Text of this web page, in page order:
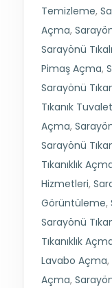
Temizleme,
Açma,
Sarayönü
Pimaş Açma,
Sarayönü
Tıkanık
Açma,
Sarayönü
Tıkanıklık
Hizmetleri,
Görüntüleme,
Sarayönü
Tıkanıklık
Lavabo Açma,
Açma,